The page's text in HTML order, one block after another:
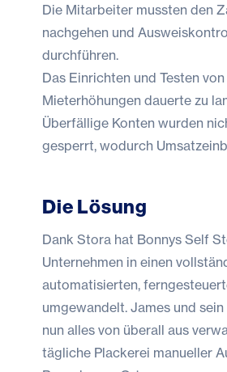
Die Mitarbeiter mussten den
nachgehen und
durchführen.
Das Einrichten und Testen von
Mieterhöhungen dauerte zu
Überfällige Konten wurden
gesperrt, wodurch
Die Lösung
Dank Stora hat Bonnys Self
Unternehmen in einen
automatisierten,
umgewandelt. James und sein
nun alles von überall aus
tägliche Plackerei manueller